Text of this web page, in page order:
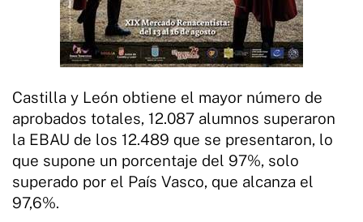
Castilla y León obtiene el mayor número de
aprobados totales, 12.087 alumnos superaron
la EBAU de los 12.489 que se presentaron, lo
que supone un porcentaje del 97%, solo
superado por el País Vasco, que alcanza el
97,6%.